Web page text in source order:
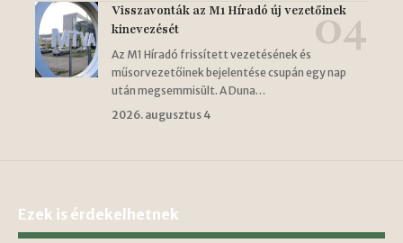
Visszavonták az M1 Híradó új vezetőinek
kinevezését
Az M1 Híradó frissített vezetésének és
műsorvezetőinek bejelentése csupán egy nap
után megsemmisült. A Duna…
2026. augusztus 4
Ezek is érdekelhetnek